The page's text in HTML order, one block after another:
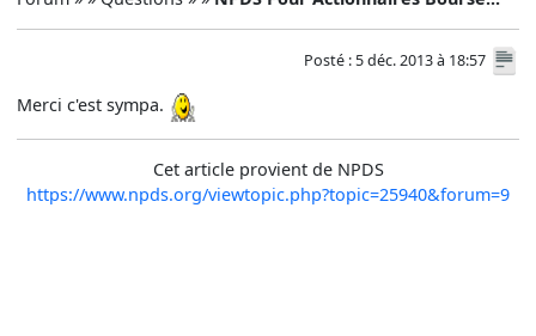
Posté : 5 déc. 2013 à 18:57
Merci c'est sympa.
Cet article provient de NPDS
https://www.npds.org/viewtopic.php?topic=25940&forum=9